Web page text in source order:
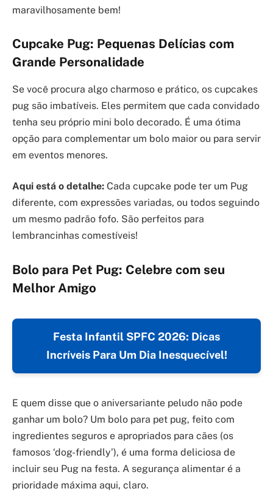
maravilhosamente bem!
Cupcake Pug: Pequenas Delícias com
Grande Personalidade
Se você procura algo charmoso e prático, os cupcakes
pug são imbatíveis. Eles permitem que cada convidado
tenha seu próprio mini bolo decorado. É uma ótima
opção para complementar um bolo maior ou para servir
em eventos menores.
Aqui está o detalhe: Cada cupcake pode ter um Pug
diferente, com expressões variadas, ou todos seguindo
um mesmo padrão fofo. São perfeitos para
lembrancinhas comestíveis!
Bolo para Pet Pug: Celebre com seu
Melhor Amigo
Festa Infantil SPFC 2026: Dicas
Incríveis Para Um Dia Inesquecível!
E quem disse que o aniversariante peludo não pode
ganhar um bolo? Um bolo para pet pug, feito com
ingredientes seguros e apropriados para cães (os
famosos ‘dog-friendly’), é uma forma deliciosa de
incluir seu Pug na festa. A segurança alimentar é a
prioridade máxima aqui, claro.